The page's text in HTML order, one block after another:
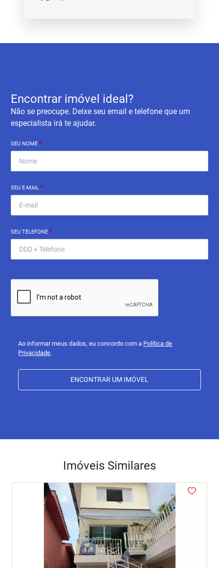
Encontrar imóvel ideal?
Não se preocupe. Deixe seu email e telefone que um
especialista irá te ajudar.
SEU NOME*
SEU E-MAIL*
SEU TELEFONE*
Ao informar meus dados, eu concordo com a Política de
Privacidade.
ENCONTRAR UM IMÓVEL
Imóveis Similares
Previous